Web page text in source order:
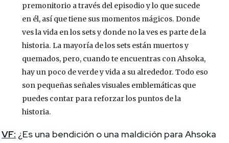
premonitorio a través del episodio y lo que sucede
en él, así que tiene sus momentos mágicos. Donde
ves la vida en los sets y donde no la ves es parte de la
historia. La mayoría de los sets están muertos y
quemados, pero, cuando te encuentras con Ahsoka,
hay un poco de verde y vida a su alrededor. Todo eso
son pequeñas señales visuales emblemáticas que
puedes contar para reforzar los puntos de la
historia.
VF: ¿Es una bendición o una maldición para Ahsoka